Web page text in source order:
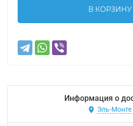
В КОРЗИНУ
Информация о
Эль-Монте